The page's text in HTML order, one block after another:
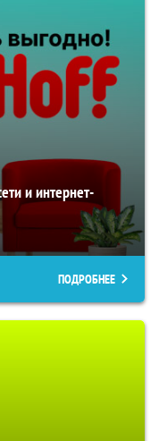
и интернет-
ПОДРОБНЕЕ